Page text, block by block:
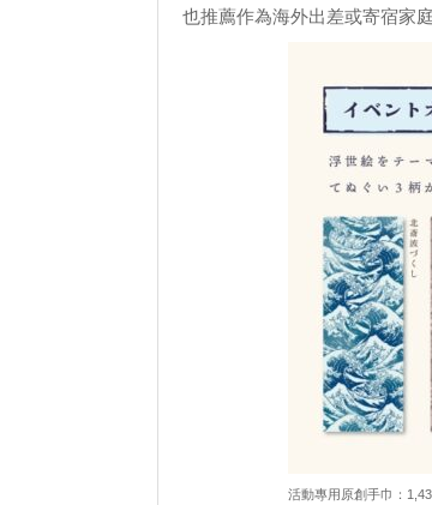
也推薦作為海外出差或寄宿家庭
活動專用原創手巾：